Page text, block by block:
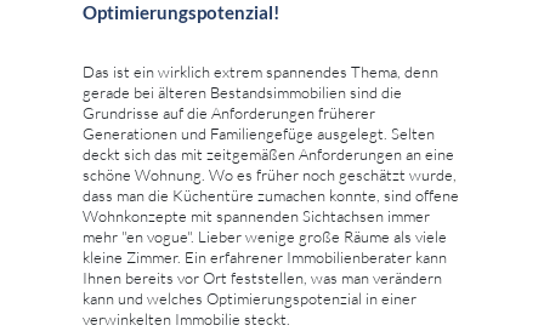
Optimierungspotenzial!
Das ist ein wirklich extrem spannendes Thema, denn
gerade bei älteren Bestandsimmobilien sind die
Grundrisse auf die Anforderungen früherer
Generationen und Familiengefüge ausgelegt. Selten
deckt sich das mit zeitgemäßen Anforderungen an eine
schöne Wohnung. Wo es früher noch geschätzt wurde,
dass man die Küchentüre zumachen konnte, sind offene
Wohnkonzepte mit spannenden Sichtachsen immer
mehr "en vogue". Lieber wenige große Räume als viele
kleine Zimmer. Ein erfahrener Immobilienberater kann
Ihnen bereits vor Ort feststellen, was man verändern
kann und welches Optimierungspotenzial in einer
verwinkelten Immobilie steckt.